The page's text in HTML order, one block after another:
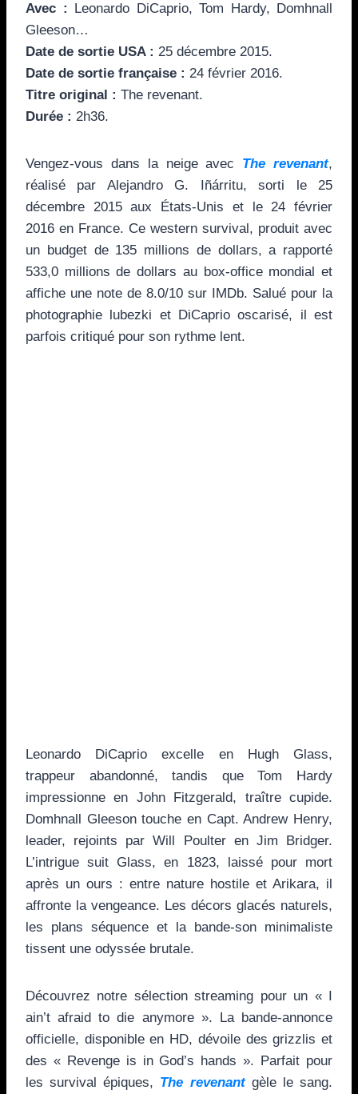
Avec : Leonardo DiCaprio, Tom Hardy, Domhnall
Gleeson…
Date de sortie USA : 25 décembre 2015.
Date de sortie française : 24 février 2016.
Titre original : The revenant.
Durée : 2h36.
Vengez-vous dans la neige avec The revenant,
réalisé par Alejandro G. Iñárritu, sorti le 25
décembre 2015 aux États-Unis et le 24 février
2016 en France. Ce western survival, produit avec
un budget de 135 millions de dollars, a rapporté
533,0 millions de dollars au box-office mondial et
affiche une note de 8.0/10 sur IMDb. Salué pour la
photographie lubezki et DiCaprio oscarisé, il est
parfois critiqué pour son rythme lent.
Leonardo DiCaprio excelle en Hugh Glass,
trappeur abandonné, tandis que Tom Hardy
impressionne en John Fitzgerald, traître cupide.
Domhnall Gleeson touche en Capt. Andrew Henry,
leader, rejoints par Will Poulter en Jim Bridger.
L’intrigue suit Glass, en 1823, laissé pour mort
après un ours : entre nature hostile et Arikara, il
affronte la vengeance. Les décors glacés naturels,
les plans séquence et la bande-son minimaliste
tissent une odyssée brutale.
Découvrez notre sélection streaming pour un « I
ain’t afraid to die anymore ». La bande-annonce
officielle, disponible en HD, dévoile des grizzlis et
des « Revenge is in God’s hands ». Parfait pour
les survival épiques, The revenantgèle le sang.